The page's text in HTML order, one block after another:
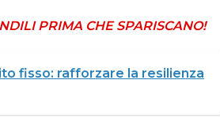
PRIMA CHE SPARISCANO!
fisso: rafforzare la resilienza